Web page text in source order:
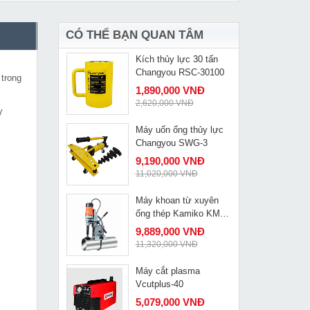
CÓ THỂ BẠN QUAN TÂM
MUA NGAY
4,590,000 VNĐ
MUA NGAY
Kích thủy lực 30 tấn
Changyou RSC-30100
1,890,000 VNĐ
2,620,000 VNĐ
MUA NGAY
Máy uốn ống thủy lực
Changyou SWG-3
9,190,000 VNĐ
11,020,000 VNĐ
MUA NGAY
Máy khoan từ xuyên
ống thép Kamiko KM-
180P
9,889,000 VNĐ
11,320,000 VNĐ
Máy cắt plasma
Vcutplus-40
5,079,000 VNĐ